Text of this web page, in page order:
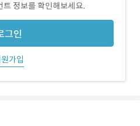
정보를 확인해보세요.
그인
가입